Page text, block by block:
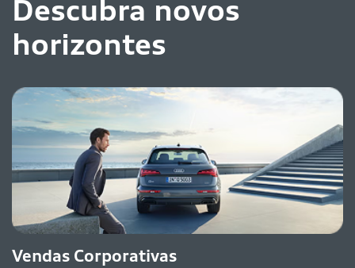
Descubra novos
horizontes
Vendas Corporativas